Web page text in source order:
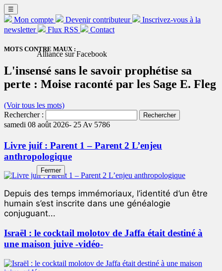
☰
Mon compte Devenir contributeur
Inscrivez-vous à la
newsletter
Flux RSS Contact
MOTS CONTRE MAUX :
L'insensé sans le savoir prophétise sa
perte : Moise raconté par les Sage E. Fleg
(Voir tous les mots)
Rechercher :
samedi 08 août 2026- 25 Av 5786
Livre juif : Parent 1 – Parent 2 L’enjeu
anthropologique
Depuis des temps immémoriaux, l’identité d’un être
humain s’est inscrite dans une généalogie
conjuguant...
Israël : le cocktail molotov de Jaffa était destiné à
une maison juive -vidéo-
Alliance sur Facebook
Fermer